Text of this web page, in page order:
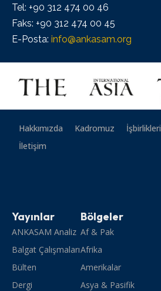
Tel: +90 312 474 00 46
Faks: +90 312 474 00 45
E-Posta: info@ankasam.org
Hakkımızda Kadromuz İşbirlikleri
İletişim
Yayınlar
ANKASAM Analiz
Balgat Çalışmaları
Bülten
Dergi
Bölgeler
Af & Pak
Afrika
Amerikalar
Asya & Pasifik